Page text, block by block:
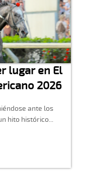
lugar en El
2026
ante los
hito histórico...